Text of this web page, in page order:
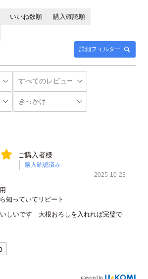
詳細フィルター
いいね数順 購入確認順
ご購入者様
購入確認済み
2025-10-23
知っていてリピート
しいです 大根おろしを入れれば完璧で